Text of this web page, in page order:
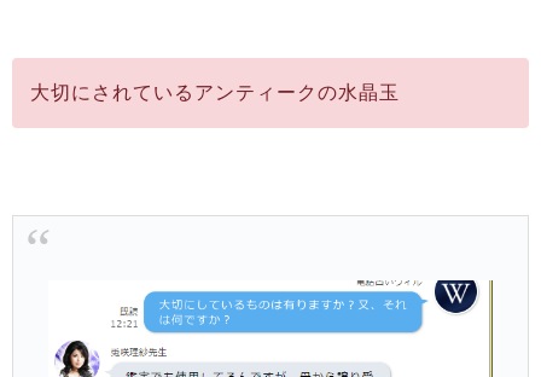
大切にされているアンティークの水晶玉